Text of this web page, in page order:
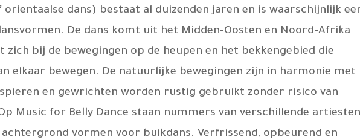
orientaalse dans) bestaat al duizenden jaren en is waarschijnlijk
De dans komt uit het Midden-Oosten en Noord-Afrika
zich bij de bewegingen op de heupen en het bekkengebied die
elkaar bewegen. De natuurlijke bewegingen zijn in harmonie met
en gewrichten worden rustig gebruikt zonder risico van
Music for Belly Dance staan nummers van verschillende
vormen voor buikdans. Verfrissend, opbeurend en